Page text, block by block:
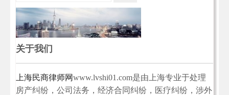
关于我们
上海民商律师网www.lvshi01.com是由上海专业于处理
房产纠纷，公司法务，经济合同纠纷，医疗纠纷，涉外